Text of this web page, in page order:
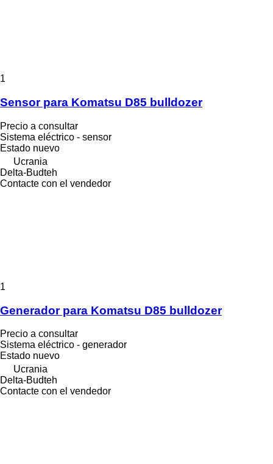
1
Sensor para Komatsu D85 bulldozer
Precio a consultar
Sistema eléctrico - sensor
Estado nuevo
Ucrania
Delta-Budteh
Contacte con el vendedor
1
Generador para Komatsu D85 bulldozer
Precio a consultar
Sistema eléctrico - generador
Estado nuevo
Ucrania
Delta-Budteh
Contacte con el vendedor